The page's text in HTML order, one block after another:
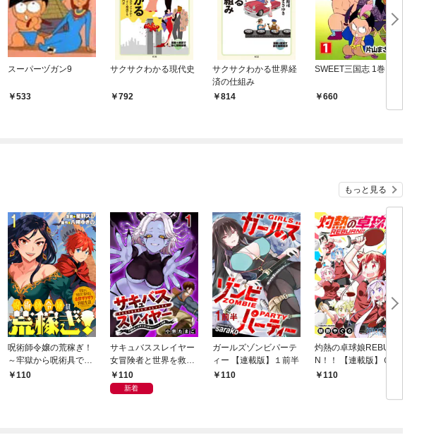
スーパーヅガン9
533
サクサクわかる現代史
792
サクサクわかる世界経
済の仕組み
814
SWEET三国志 1巻
660
もっと見る
呪術師令嬢の荒稼ぎ！
～牢獄から呪術具で掴
み取る金貨ザクザク宮
110
サキュバススレイヤー
女冒険者と世界を救う
終末のハーレム部隊
【連載版】１
110
新着
ガールズゾンビパーテ
ィー 【連載版】１前半
110
灼熱の卓球娘REBUR
N！！ 【連載版】０－
①110